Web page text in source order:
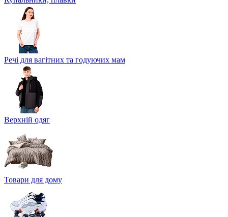
Речі для вагітних та годуючих мам
Верхній одяг
Товари для дому